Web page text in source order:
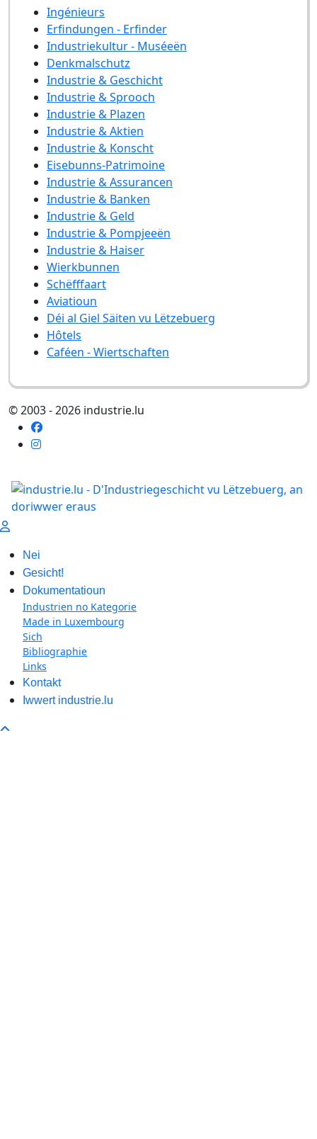
Ingénieurs
Erfindungen - Erfinder
Industriekultur - Muséeën
Denkmalschutz
Industrie & Geschicht
Industrie & Sprooch
Industrie & Plazen
Industrie & Aktien
Industrie & Konscht
Eisebunns-Patrimoine
Industrie & Assurancen
Industrie & Banken
Industrie & Geld
Industrie & Pompjeeën
Industrie & Haiser
Wierkbunnen
Schëfffaart
Aviatioun
Déi al Giel Säiten vu Lëtzebuerg
Hôtels
Caféen - Wiertschaften
© 2003 - 2026 industrie.lu
Nei
Gesicht!
Dokumentatioun
Industrien no Kategorie
Made in Luxembourg
Sich
Bibliographie
Links
Kontakt
Iwwert industrie.lu